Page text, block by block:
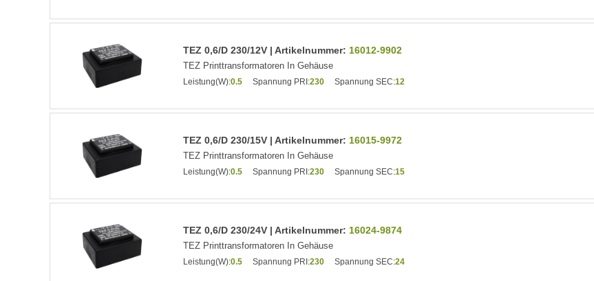
TEZ 0,6/D 230/12V | Artikelnummer: 16012-9902
TEZ Printtransformatoren In Gehäuse
Leistung(W):0.5 Spannung PRI:230 Spannung SEC:12
TEZ 0,6/D 230/15V | Artikelnummer: 16015-9972
TEZ Printtransformatoren In Gehäuse
Leistung(W):0.5 Spannung PRI:230 Spannung SEC:15
TEZ 0,6/D 230/24V | Artikelnummer: 16024-9874
TEZ Printtransformatoren In Gehäuse
Leistung(W):0.5 Spannung PRI:230 Spannung SEC:24